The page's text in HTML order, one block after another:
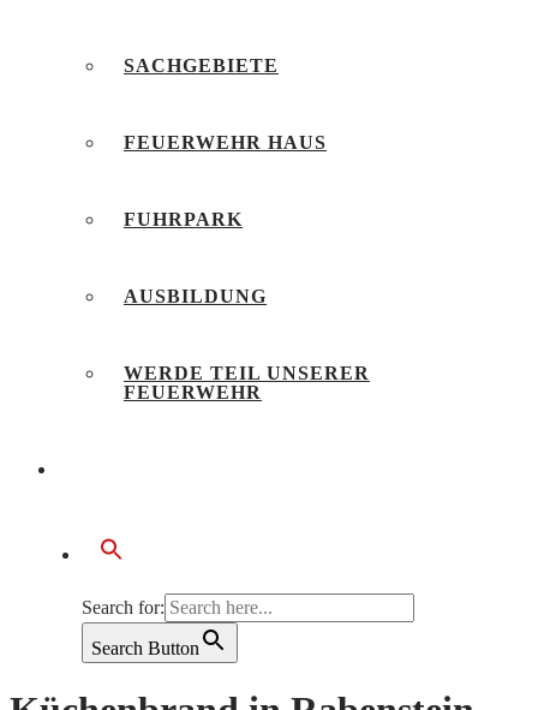
SACHGEBIETE
FEUERWEHR HAUS
FUHRPARK
AUSBILDUNG
WERDE TEIL UNSERER
FEUERWEHR
Search for:
Search Button